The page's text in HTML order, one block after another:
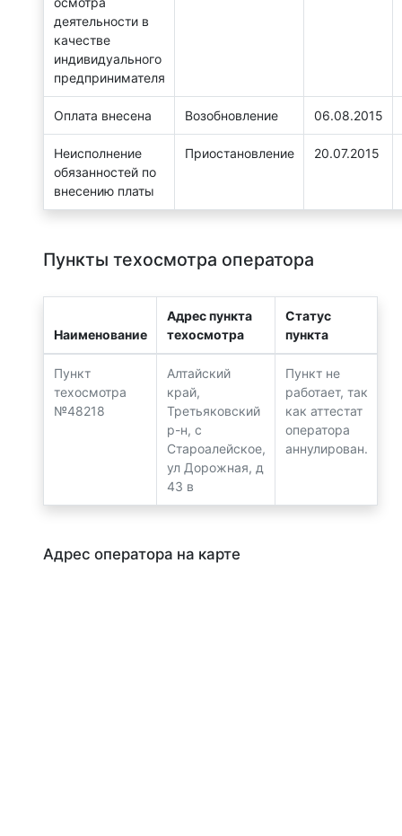
деятельности в
качестве
индивидуального
предпринимателя
Оплата внесена Возобновление 06.08.2015
Неисполнение
обязанностей по
внесению платы
Приостановление 20.07.2015
Пункты техосмотра оператора
Наименование
Адрес пункта
техосмотра
Статус
пункта
Пункт
техосмотра
№48218
Алтайский
край,
Третьяковский
р-н, с
Староалейское,
ул Дорожная, д
43 в
Пункт не
работает, так
как аттестат
оператора
аннулирован.
Адрес оператора на карте